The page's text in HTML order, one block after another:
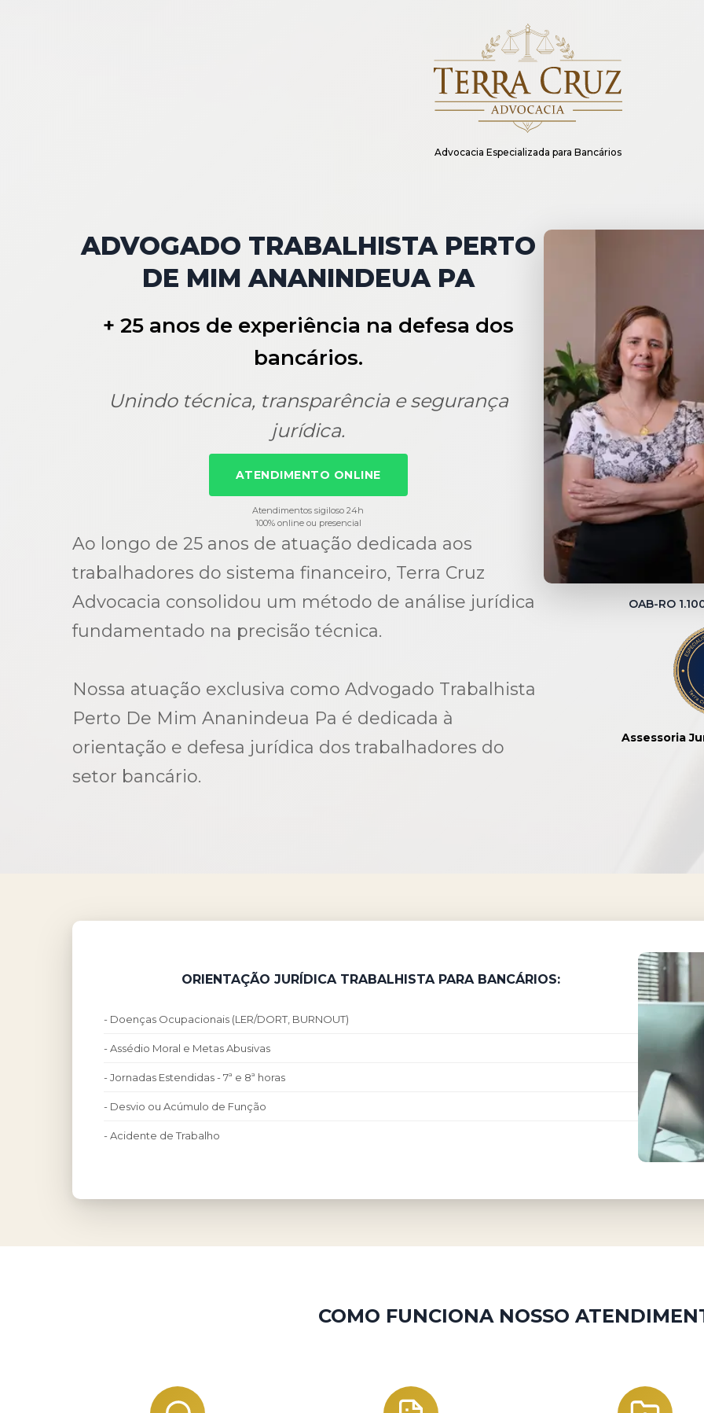
Advocacia Especializada para Bancários
ADVOGADO TRABALHISTA PERTO
DE MIM ANANINDEUA PA
+ 25 anos de experiência na defesa dos
bancários.
Unindo técnica, transparência e segurança
jurídica.
ATENDIMENTO ONLINE
Atendimentos sigiloso 24h
100% online ou presencial
Ao longo de 25 anos de atuação dedicada aos
trabalhadores do sistema financeiro, Terra Cruz
Advocacia consolidou um método de análise jurídica
fundamentado na precisão técnica.
Nossa atuação exclusiva como Advogado Trabalhista
Perto De Mim Ananindeua Pa é dedicada à
orientação e defesa jurídica dos trabalhadores do
setor bancário.
OAB-RO
Assessoria
ORIENTAÇÃO JURÍDICA TRABALHISTA PARA BANCÁRIOS:
- Doenças Ocupacionais (LER/DORT, BURNOUT)
- Assédio Moral e Metas Abusivas
- Jornadas Estendidas - 7ª e 8ª horas
- Desvio ou Acúmulo de Função
- Acidente de Trabalho
COMO FUNCIONA NOSSO